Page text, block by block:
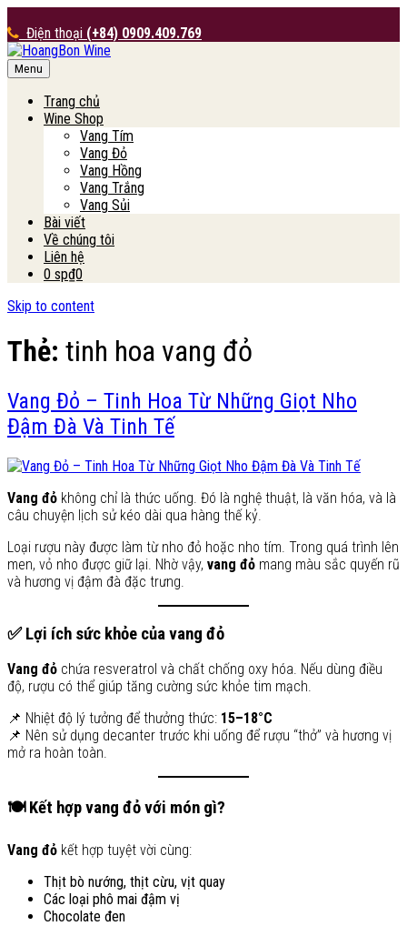
Điện thoại (+84) 0909.409.769
HoangBon Wine
Menu
Trang chủ
Wine Shop
Vang Tím
Vang Đỏ
Vang Hồng
Vang Trắng
Vang Sủi
Bài viết
Về chúng tôi
Liên hệ
0 sp₫0
Skip to content
Thẻ: tinh hoa vang đỏ
Vang Đỏ – Tinh Hoa Từ Những Giọt Nho
Đậm Đà Và Tinh Tế
Vang đỏ không chỉ là thức uống. Đó là nghệ thuật, là văn hóa, và là
câu chuyện lịch sử kéo dài qua hàng thế kỷ.
Loại rượu này được làm từ nho đỏ hoặc nho tím. Trong quá trình lên
men, vỏ nho được giữ lại. Nhờ vậy, vang đỏ mang màu sắc quyến rũ
và hương vị đậm đà đặc trưng.
✅ Lợi ích sức khỏe của vang đỏ
Vang đỏ chứa resveratrol và chất chống oxy hóa. Nếu dùng điều
độ, rượu có thể giúp tăng cường sức khỏe tim mạch.
📌 Nhiệt độ lý tưởng để thưởng thức: 15–18°C
📌 Nên sử dụng decanter trước khi uống để rượu “thở” và hương vị
mở ra hoàn toàn.
🍽 Kết hợp vang đỏ với món gì?
Vang đỏ kết hợp tuyệt vời cùng:
Thịt bò nướng, thịt cừu, vịt quay
Các loại phô mai đậm vị
Chocolate đen